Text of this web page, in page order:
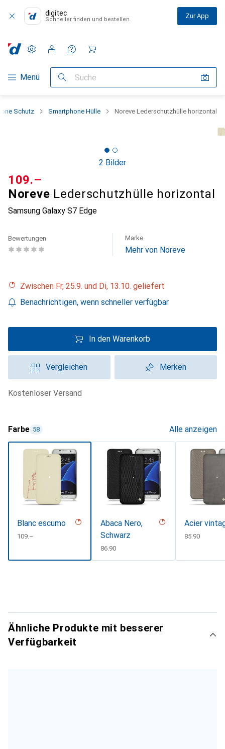
digitec
Schneller finden und bestellen Zur App
Navigation nach Kategorien
Menü Suche
Einstellungen
Kundenkonto
Vergleichslisten
Merklisten
Warenkorb
Schutz Smartphone Hülle Noreve Lederschutzhülle horizontal
2 Bilder
Noreve Lederschutzhülle horizontal
Samsung Galaxy S7 Edge
CHF
109.–
Bewertungen Marke
Mehr von Noreve
Zwischen Fr, 25.9. und Di, 13.10. geliefert
Benachrichtigen, wenn schneller verfügbar
In den Warenkorb
Vergleichen Merken
kostenloser Versand
Farbe 58 Alle anzeigen
Blanc escumo
CHF
109.–
Abaca Nero,
Schwarz
CHF
86.90
Acier
CHF
85.90
Ähnliche Produkte mit besserer
Verfügbarkeit